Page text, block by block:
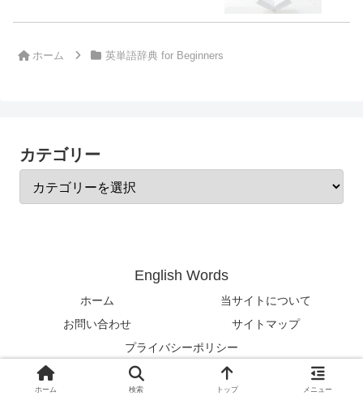
ホーム 英単語辞典 for Beginners
カテゴリー
English Words
ホーム
当サイトについて
お問い合わせ
サイトマップ
プライバシーポリシー
© 2024-2026 English Words.
ホーム 検索 トップ メニュー